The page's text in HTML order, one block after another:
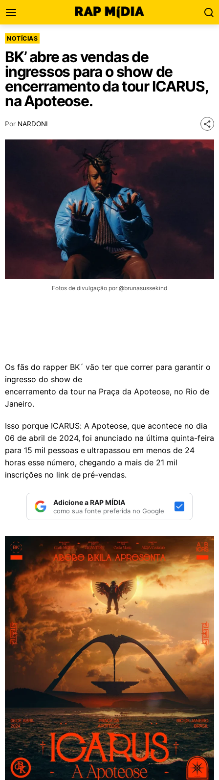
NOTÍCIAS
BK’ abre as vendas de
ingressos para o show de
encerramento da tour ICARUS,
na Apoteose.
Por NARDONI
Fotos de divulgação por @brunasussekind
Os fãs do rapper BK´ vão ter que correr para garantir o
ingresso do show de
encerramento da tour na Praça da Apoteose, no Rio de
Janeiro.
Isso porque ICARUS: A Apoteose, que acontece no dia
06 de abril de 2024, foi anunciado na última quinta-feira
para 15 mil pessoas e ultrapassou em menos de 24
horas esse número, chegando a mais de 21 mil
inscrições no link de pré-vendas.
Adicione a RAP MÍDIA
como sua fonte preferida no Google